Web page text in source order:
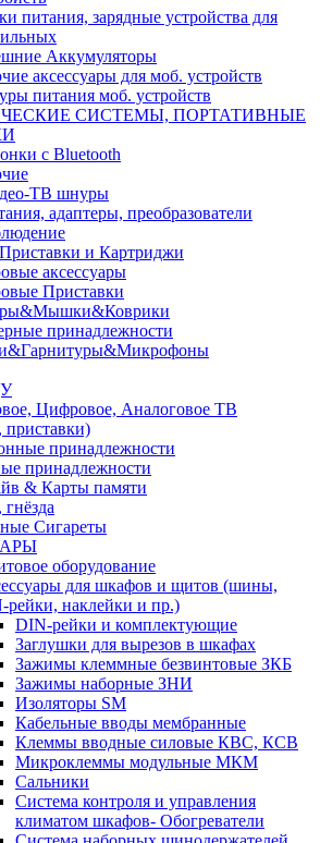
питания, зарядные устройства для
Аккумуляторы
аксессуары для моб. устройств
питания моб. устройств
СИСТЕМЫ, ПОРТАТИВНЫЕ
с Bluetooth
ТВ шнуры
адаптеры, преобразователи
и Картриджи
аксессуары
Приставки
принадлежности
Цифровое, Аналоговое ТВ
приставки)
принадлежности
принадлежности
& Карты памяти
Сигареты
оборудование
для шкафов и щитов (шины,
рейки, наклейки и пр.)
DIN-рейки и комплектующие
Заглушки для вырезов в шкафах
Зажимы клеммные безвинтовые ЗКБ
Зажимы наборные ЗНИ
Изоляторы SM
Кабельные вводы мембранные
Клеммы вводные силовые КВС, КСВ
Микроклеммы модульные МКМ
Сальники
Система контроля и управления
климатом шкафов- Обогреватели